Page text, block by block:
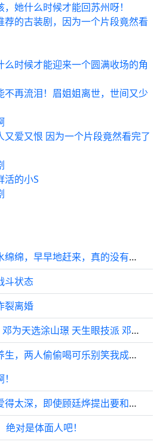
她什么时候才能回苏州呀！
的古装剧，因为一个片段竟然看
时候才能迎来一个圆满收场的角
再流泪！眉姐姐离世，世间又少
爱又恨 因为一个片段竟然看完了
活的小S
这么寒冷的夜晚，雨水绵绵，早早地赶来，真的没有必要
斗状态
裂离婚
一眼万年 邓为 涂山璟 邓为天选涂山璟 天生眼技派 邓为涂山璟快回来了 邓为
老婆养生我也得跟着养生，两人偷偷喝可乐别笑我成小老鼠！
我觉得明兰对顾廷烨爱得太深，即使顾廷烨提出要和离…
对是体面人吧！